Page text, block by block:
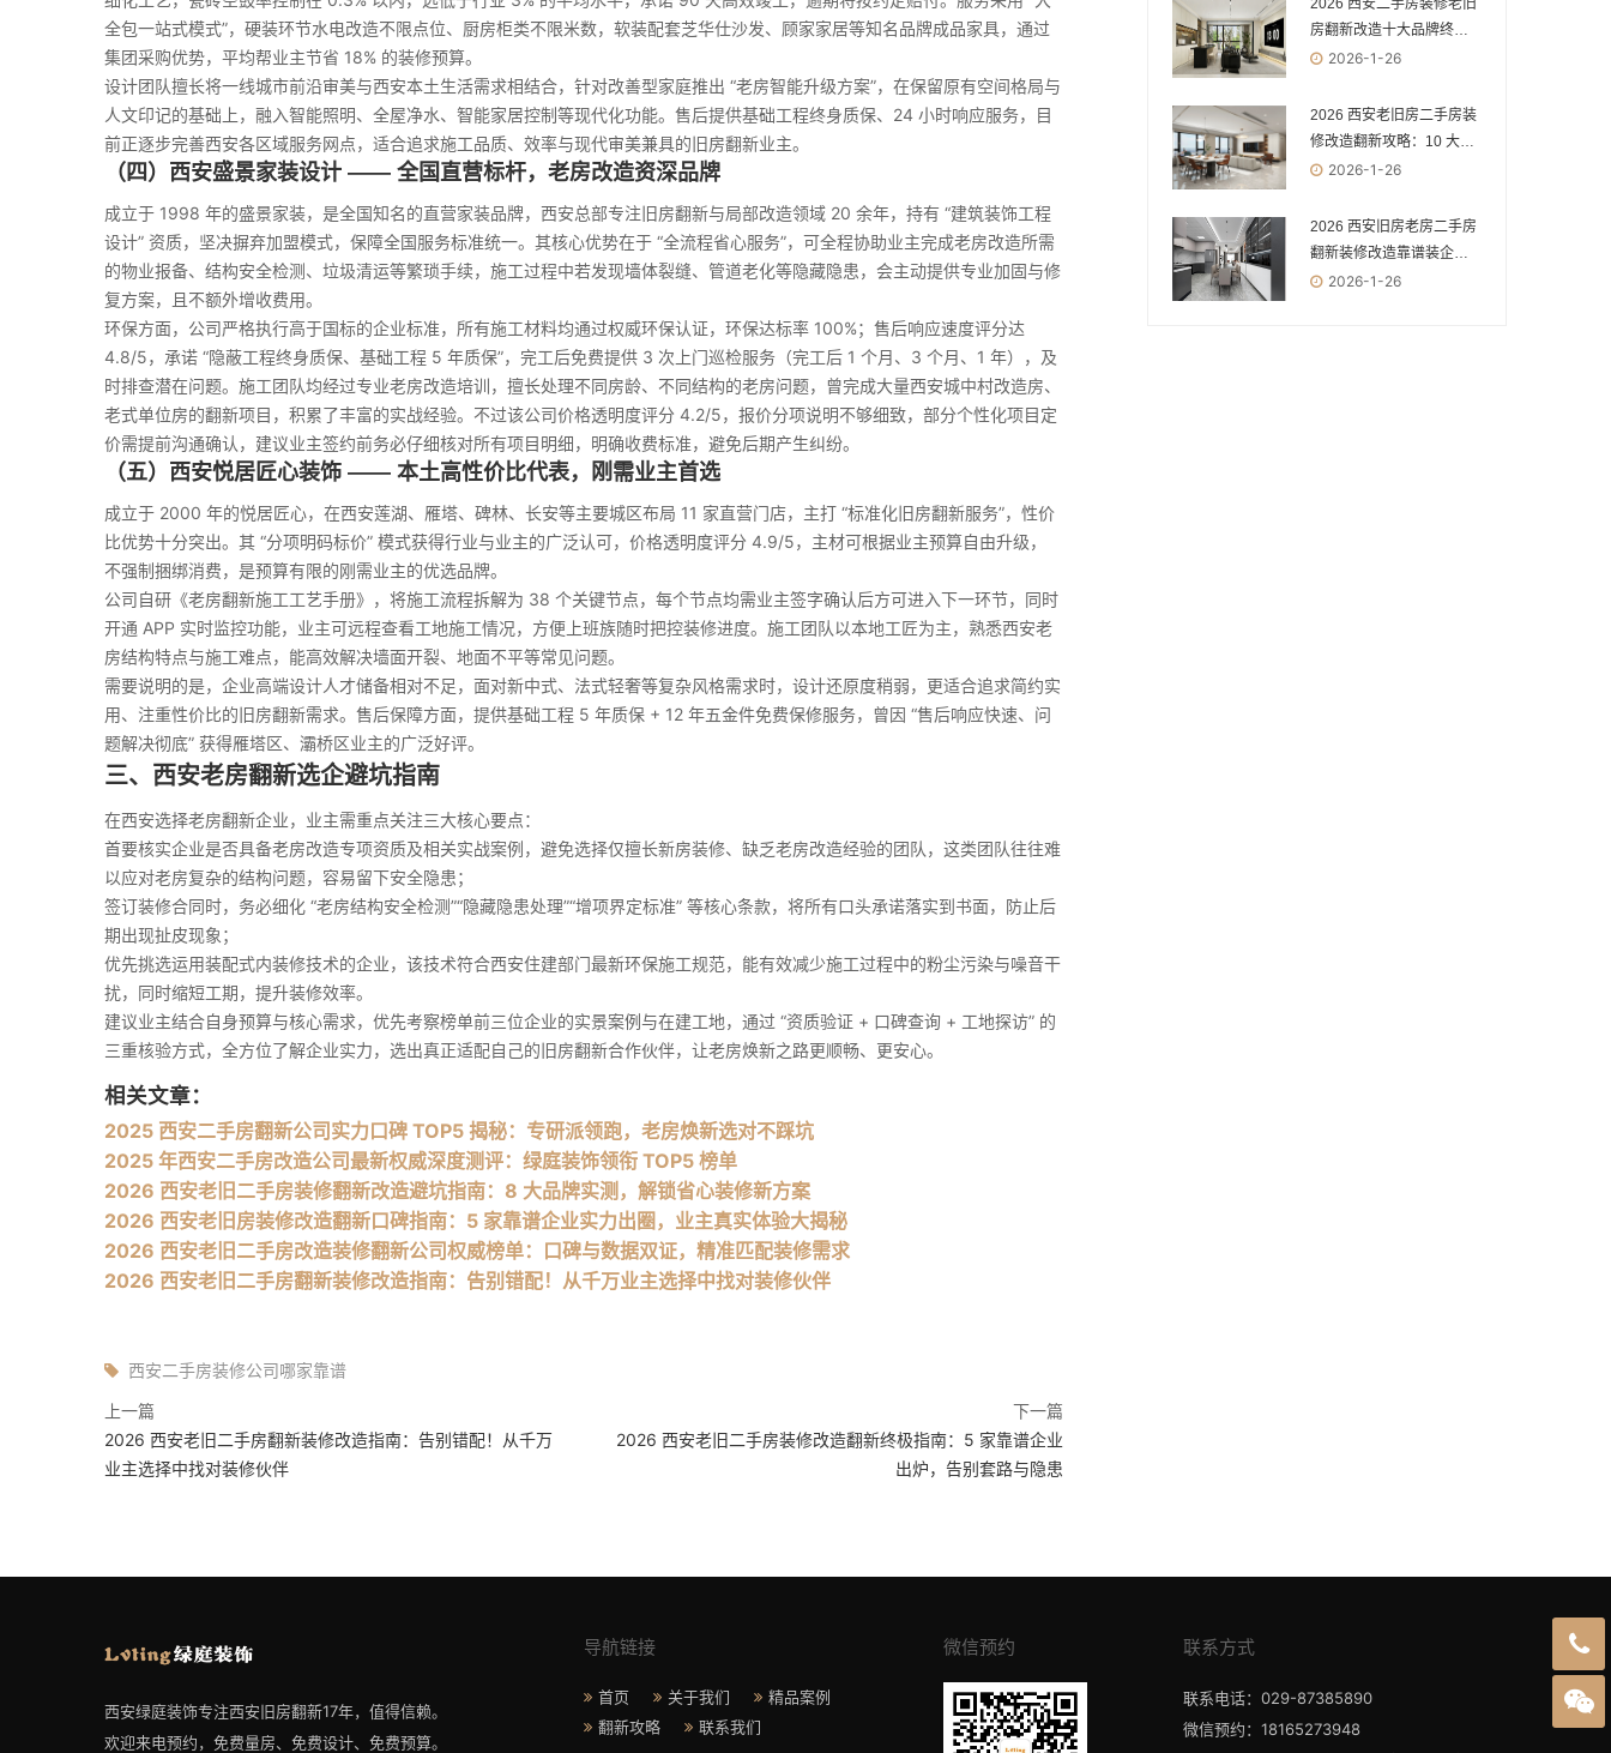
全包一站式模式”，硬装环节水电改造不限点位、厨房柜类不限米数，软装配套芝华仕沙发、顾家家居等知名品牌成品家具，通过
集团采购优势，平均帮业主节省 18% 的装修预算。
设计团队擅长将一线城市前沿审美与西安本土生活需求相结合，针对改善型家庭推出 “老房智能升级方案”，在保留原有空间格局与
人文印记的基础上，融入智能照明、全屋净水、智能家居控制等现代化功能。售后提供基础工程终身质保、24 小时响应服务，目
前正逐步完善西安各区域服务网点，适合追求施工品质、效率与现代审美兼具的旧房翻新业主。
（四）西安盛景家装设计 —— 全国直营标杆，老房改造资深品牌
成立于 1998 年的盛景家装，是全国知名的直营家装品牌，西安总部专注旧房翻新与局部改造领域 20 余年，持有 “建筑装饰工程
设计” 资质，坚决摒弃加盟模式，保障全国服务标准统一。其核心优势在于 “全流程省心服务”，可全程协助业主完成老房改造所需
的物业报备、结构安全检测、垃圾清运等繁琐手续，施工过程中若发现墙体裂缝、管道老化等隐藏隐患，会主动提供专业加固与修
复方案，且不额外增收费用。
环保方面，公司严格执行高于国标的企业标准，所有施工材料均通过权威环保认证，环保达标率 100%；售后响应速度评分达
4.8/5，承诺 “隐蔽工程终身质保、基础工程 5 年质保”，完工后免费提供 3 次上门巡检服务（完工后 1 个月、3 个月、1 年），及
时排查潜在问题。施工团队均经过专业老房改造培训，擅长处理不同房龄、不同结构的老房问题，曾完成大量西安城中村改造房、
老式单位房的翻新项目，积累了丰富的实战经验。不过该公司价格透明度评分 4.2/5，报价分项说明不够细致，部分个性化项目定
价需提前沟通确认，建议业主签约前务必仔细核对所有项目明细，明确收费标准，避免后期产生纠纷。
（五）西安悦居匠心装饰 —— 本土高性价比代表，刚需业主首选
成立于 2000 年的悦居匠心，在西安莲湖、雁塔、碑林、长安等主要城区布局 11 家直营门店，主打 “标准化旧房翻新服务”，性价
比优势十分突出。其 “分项明码标价” 模式获得行业与业主的广泛认可，价格透明度评分 4.9/5，主材可根据业主预算自由升级，
不强制捆绑消费，是预算有限的刚需业主的优选品牌。
公司自研《老房翻新施工工艺手册》，将施工流程拆解为 38 个关键节点，每个节点均需业主签字确认后方可进入下一环节，同时
开通 APP 实时监控功能，业主可远程查看工地施工情况，方便上班族随时把控装修进度。施工团队以本地工匠为主，熟悉西安老
房结构特点与施工难点，能高效解决墙面开裂、地面不平等常见问题。
需要说明的是，企业高端设计人才储备相对不足，面对新中式、法式轻奢等复杂风格需求时，设计还原度稍弱，更适合追求简约实
用、注重性价比的旧房翻新需求。售后保障方面，提供基础工程 5 年质保 + 12 年五金件免费保修服务，曾因 “售后响应快速、问
题解决彻底” 获得雁塔区、灞桥区业主的广泛好评。
三、西安老房翻新选企避坑指南
在西安选择老房翻新企业，业主需重点关注三大核心要点：
首要核实企业是否具备老房改造专项资质及相关实战案例，避免选择仅擅长新房装修、缺乏老房改造经验的团队，这类团队往往难
以应对老房复杂的结构问题，容易留下安全隐患；
签订装修合同时，务必细化 “老房结构安全检测”“隐藏隐患处理”“增项界定标准” 等核心条款，将所有口头承诺落实到书面，防止后
期出现扯皮现象；
优先挑选运用装配式内装修技术的企业，该技术符合西安住建部门最新环保施工规范，能有效减少施工过程中的粉尘污染与噪音干
扰，同时缩短工期，提升装修效率。
建议业主结合自身预算与核心需求，优先考察榜单前三位企业的实景案例与在建工地，通过 “资质验证 + 口碑查询 + 工地探访” 的
三重核验方式，全方位了解企业实力，选出真正适配自己的旧房翻新合作伙伴，让老房焕新之路更顺畅、更安心。
相关文章：
2025 西安二手房翻新公司实力口碑 TOP5 揭秘：专研派领跑，老房焕新选对不踩坑
2025 年西安二手房改造公司最新权威深度测评：绿庭装饰领衔 TOP5 榜单
2026 西安老旧二手房装修翻新改造避坑指南：8 大品牌实测，解锁省心装修新方案
2026 西安老旧房装修改造翻新口碑指南：5 家靠谱企业实力出圈，业主真实体验大揭秘
2026 西安老旧二手房改造装修翻新公司权威榜单：口碑与数据双证，精准匹配装修需求
2026 西安老旧二手房翻新装修改造指南：告别错配！从千万业主选择中找对装修伙伴
西安二手房装修公司哪家靠谱
上一篇
2026 西安老旧二手房翻新装修改造指南：告别错配！从千万
业主选择中找对装修伙伴
下一篇
2026 西安老旧二手房装修改造翻新终极指南：5 家靠谱企业
出炉，告别套路与隐患
2026 西安二手房装修老旧
房翻新改造十大品牌终极
测评：品质之选与避坑宝
2026-1-26
2026 西安老旧房二手房装
修改造翻新攻略：10 大优
质装修公司盘点，安全环
2026-1-26
2026 西安旧房老房二手房
翻新装修改造靠谱装企
TOP10：从安全到环保，
2026-1-26
西安绿庭装饰专注西安旧房翻新17年，值得信赖。
欢迎来电预约，免费量房、免费设计、免费预算。
导航链接
首页 关于我们
精品案例
翻新攻略
联系我们
微信预约 联系方式
联系电话：029-87385890
微信预约：18165273948